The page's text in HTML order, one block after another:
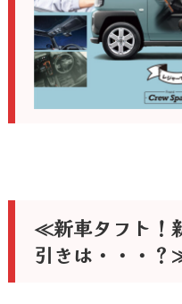
≪新車タフト！
引きは・・・